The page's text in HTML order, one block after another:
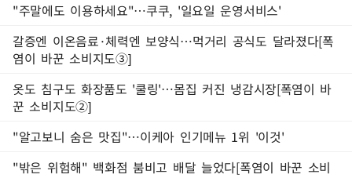
"주말에도 이용하세요"…쿠쿠, '일요일 운영서비스'
갈증엔 이온음료·체력엔 보양식…먹거리 공식도 달라졌다[폭
염이 바꾼 소비지도③]
옷도 침구도 화장품도 '쿨링'…몸집 커진 냉감시장[폭염이 바
꾼 소비지도②]
"알고보니 숨은 맛집"…이케아 인기메뉴 1위 '이것'
"밖은 위험해" 백화점 붐비고 배달 늘었다[폭염이 바꾼 소비